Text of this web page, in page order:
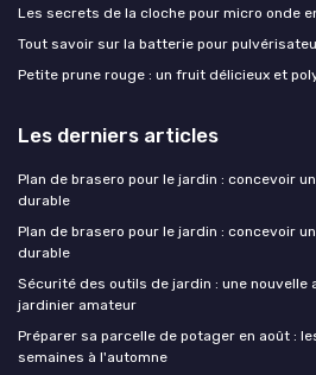
Les secrets de la cloche pour micro onde
Tout savoir sur la batterie pour
Petite prune rouge : un fruit délicieux et
Les derniers articles
Plan de brasero pour le jardin : concevoir
durable
Plan de brasero pour le jardin : concevoir
durable
Sécurité des outils de jardin : une nouvelle
jardinier amateur
Préparer sa parcelle de potager en août :
semaines à l'automne